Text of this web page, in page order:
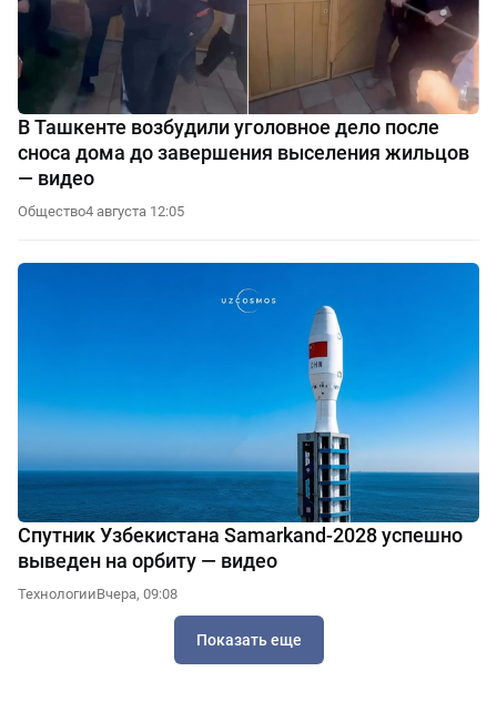
В Ташкенте возбудили уголовное дело после
сноса дома до завершения выселения жильцов
— видео
Общество4 августа 12:05
Спутник Узбекистана Samarkand-2028 успешно
выведен на орбиту — видео
ТехнологииВчера, 09:08
Показать еще